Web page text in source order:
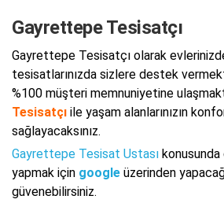
Gayrettepe Tesisatçı
Gayrettepe Tesisatçı olarak
tesisatlarınızda sizlere destek
%100 müşteri memnuniyetine
Tesisatçı ile yaşam alanlarınızın
sağlayacaksınız.
Gayrettepe Tesisat Ustası konusunda
yapmak için google üzerinden
güvenebilirsiniz.